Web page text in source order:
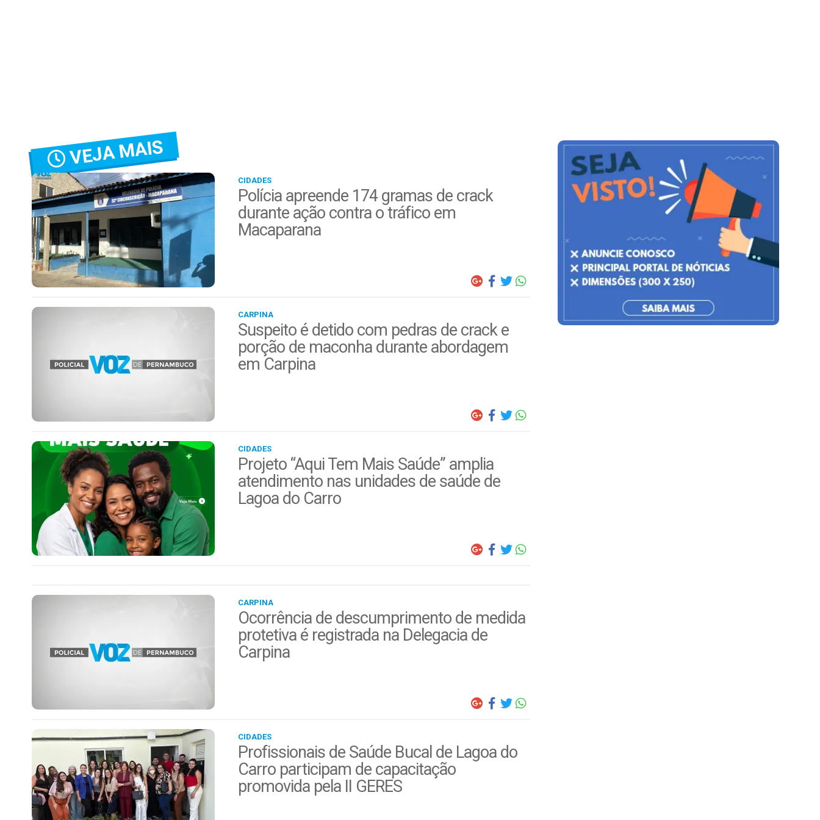
VEJA MAIS
CIDADES
Polícia apreende 174 gramas de crack
durante ação contra o tráfico em
Macaparana
CARPINA
Suspeito é detido com pedras de crack e
porção de maconha durante abordagem
em Carpina
CIDADES
Projeto “Aqui Tem Mais Saúde” amplia
atendimento nas unidades de saúde de
Lagoa do Carro
CARPINA
Ocorrência de descumprimento de medida
protetiva é registrada na Delegacia de
Carpina
CIDADES
Profissionais de Saúde Bucal de Lagoa do
Carro participam de capacitação
promovida pela II GERES